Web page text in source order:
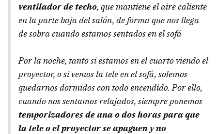
ventilador de techo, que mantiene el aire caliente
en la parte baja del salón, de forma que nos llega
de sobra cuando estamos sentados en el sofá
Por la noche, tanto si estamos en el cuarto viendo el
proyector, o si vemos la tele en el sofá, solemos
quedarnos dormidos con todo encendido. Por ello,
cuando nos sentamos relajados, siempre ponemos
temporizadores de una o dos horas para que
la tele o el proyector se apaguen y no